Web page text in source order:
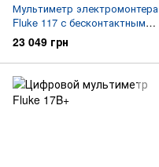
Мультиметр электромонтера
Fluke 117 с бесконтактным
индикатором напряжения
23 049 грн